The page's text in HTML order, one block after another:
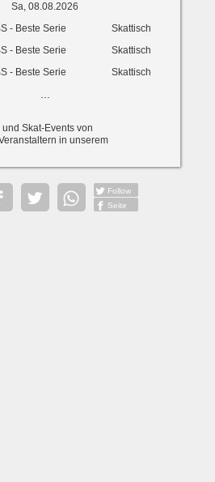
Sa, 08.08.2026
- Beste Serie
Skattisch
- Beste Serie
Skattisch
- Beste Serie Skattisch
Skat-Events von
in unserem
Follow
Seite